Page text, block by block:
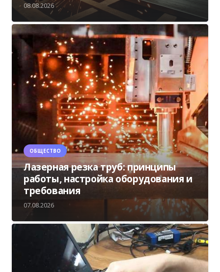
08.08.2026
ОБЩЕСТВО
Лазерная резка труб: принципы
работы, настройка оборудования и
требования
07.08.2026